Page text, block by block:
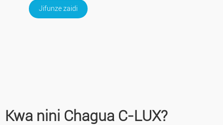
Jifunze zaidi
Kwa nini Chagua C-LUX?